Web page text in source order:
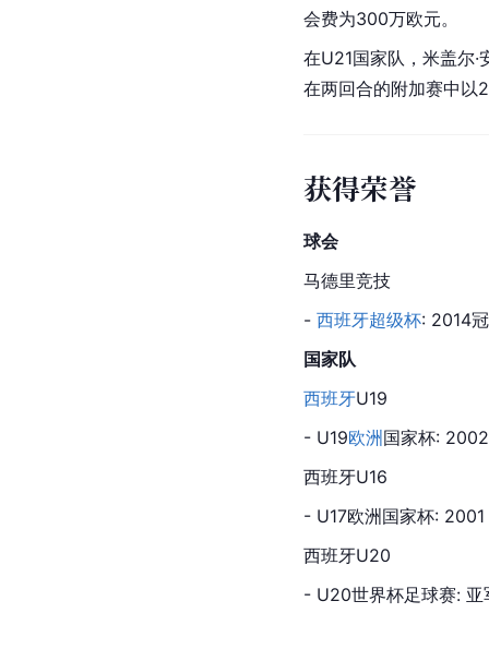
会费为300万欧元。
在U21国家队，米盖尔
在两回合的附加赛中以
获得荣誉
球会
马德里竞技
- 西班牙超级杯: 2014
国家队
西班牙U19
- U19欧洲国家杯: 2002
西班牙U16
- U17欧洲国家杯: 2001
西班牙U20
- U20世界杯足球赛: